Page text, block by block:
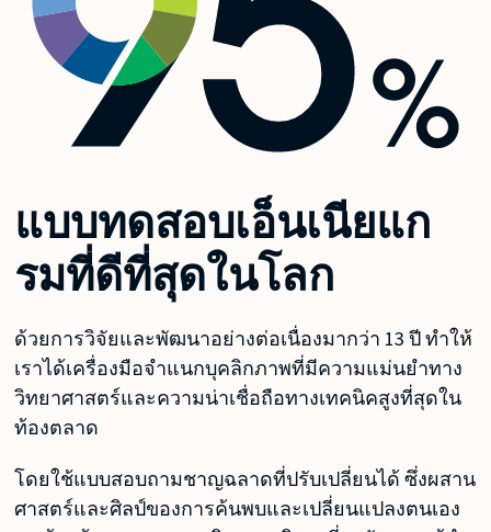
แบบทดสอบเอ็นเนียแก
รมที่ดีที่สุดในโลก
ด้วยการวิจัยและพัฒนาอย่างต่อเนื่องมากว่า 13 ปี ทำให้
เราได้เครื่องมือจำแนกบุคลิกภาพที่มีความแม่นยำทาง
วิทยาศาสตร์และความน่าเชื่อถือทางเทคนิคสูงที่สุดใน
ท้องตลาด
โดยใช้แบบสอบถามชาญฉลาดที่ปรับเปลี่ยนได้ ซึ่งผสาน
ศาสตร์และศิลป์ของการค้นพบและเปลี่ยนแปลงตนเอง